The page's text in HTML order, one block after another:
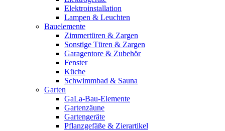
Elektroinstallation
Lampen & Leuchten
Bauelemente
Zimmertüren & Zargen
Sonstige Türen & Zargen
Garagentore & Zubehör
Fenster
Küche
Schwimmbad & Sauna
Garten
GaLa-Bau-Elemente
Gartenzäune
Gartengeräte
Pflanzgefäße & Zierartikel